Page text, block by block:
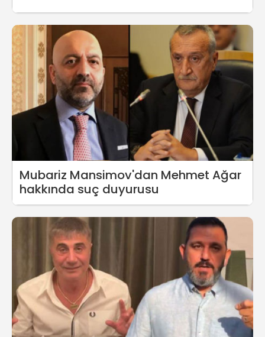
Mubariz Mansimov'dan Mehmet Ağar
hakkında suç duyurusu